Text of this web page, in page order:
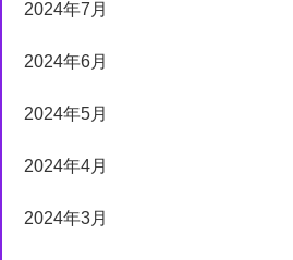
2024年7月
2024年6月
2024年5月
2024年4月
2024年3月